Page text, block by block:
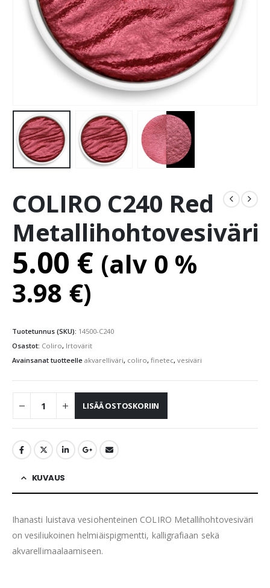
COLIRO C240 Red
Metallihohtovesiväri
5.00 € (alv 0 %
3.98 €)
Tuotetunnus (SKU): 14500-C240
Osastot: Coliro, Irtovärit
Avainsanat tuotteelle akvarelliväri, coliro, finetec, vesiväri
LISÄÄ OSTOSKORIIN
KUVAUS
Ihanasti luistava vesiohenteinen COLIRO Metallihohtovesiväri
on vesiliukoinen helmiäispigmentti, kalligrafiaan sekä
akvarellimaalaamiseen.